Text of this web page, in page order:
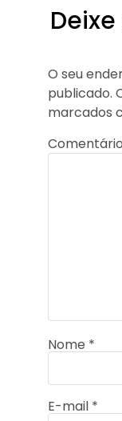
O seu
publicado.
marcados
Comentário
Nome *
E-mail *